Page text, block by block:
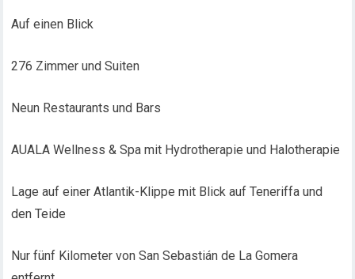
Auf einen Blick
276 Zimmer und Suiten
Neun Restaurants und Bars
AUALA Wellness & Spa mit Hydrotherapie und Halotherapie
Lage auf einer Atlantik-Klippe mit Blick auf Teneriffa und
den Teide
Nur fünf Kilometer von San Sebastián de La Gomera